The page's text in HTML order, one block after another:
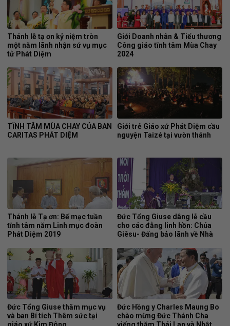
Thánh lễ tạ ơn kỷ niệm tròn
một năm lãnh nhận sứ vụ mục
tử Phát Diệm
Giới Doanh nhân & Tiểu thương
Công giáo tĩnh tâm Mùa Chay
2024
TĨNH TÂM MÙA CHAY CỦA BAN
CARITAS PHÁT DIỆM
Giới trẻ Giáo xứ Phát Diệm cầu
nguyện Taizé tại vườn thánh
Thánh lễ Tạ ơn: Bế mạc tuần
tĩnh tâm năm Linh mục đoàn
Phát Diệm 2019
Đức Tổng Giuse dâng lễ cầu
cho các đẳng linh hồn: Chúa
Giêsu- Đấng bảo lãnh về Nhà
Đức Tổng Giuse thăm mục vụ
và ban Bí tích Thêm sức tại
giáo xứ Kim Đông
Đức Hồng y Charles Maung Bo
chào mừng Đức Thánh Cha
viếng thăm Thái Lan và Nhật